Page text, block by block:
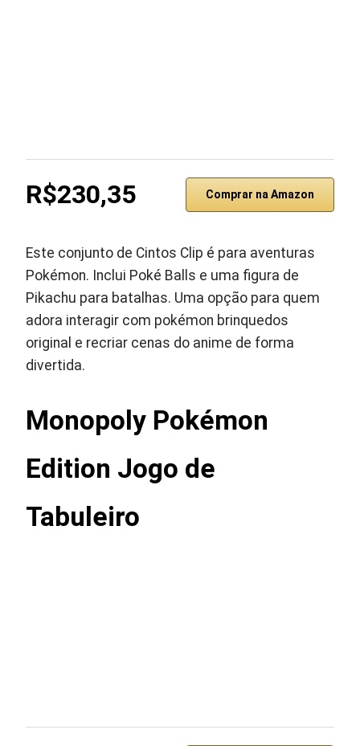
R$230,35 Comprar na Amazon
Este conjunto de Cintos Clip é para aventuras
Pokémon. Inclui Poké Balls e uma figura de
Pikachu para batalhas. Uma opção para quem
adora interagir com pokémon brinquedos
original e recriar cenas do anime de forma
divertida.
Monopoly Pokémon
Edition Jogo de
Tabuleiro